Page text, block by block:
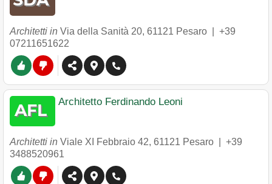
Architetti in Via della Sanità 20, 61121 Pesaro
+39
07211651622
Architetto Ferdinando Leoni
Architetti in Viale XI Febbraio 42, 61121 Pesaro
+39
3488520961